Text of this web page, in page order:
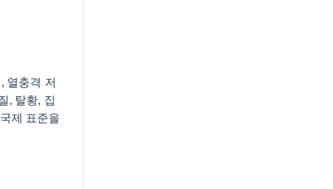
열충격 저
, 탈황, 집
제 표준을